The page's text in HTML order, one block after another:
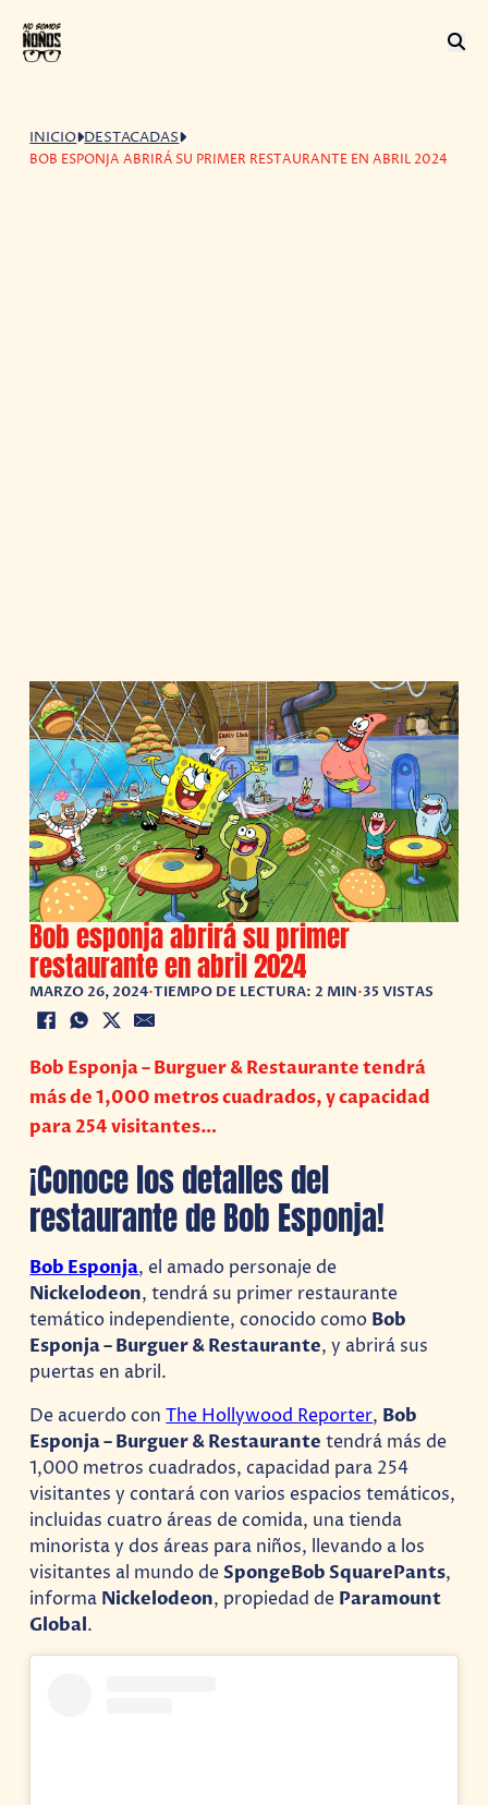
INICIO DESTACADAS
BOB ESPONJA ABRIRÁ SU PRIMER RESTAURANTE EN ABRIL 2024
Bob esponja abrirá su primer
restaurante en abril 2024
MARZO 26, 2024•TIEMPO DE LECTURA: 2 MIN•35 VISTAS
Bob Esponja – Burguer & Restaurante tendrá
más de 1,000 metros cuadrados, y capacidad
para 254 visitantes…
¡Conoce los detalles del
restaurante de Bob Esponja!
Bob Esponja, el amado personaje de
Nickelodeon, tendrá su primer restaurante
temático independiente, conocido como Bob
Esponja – Burguer & Restaurante, y abrirá sus
puertas en abril.
De acuerdo conThe Hollywood Reporter, Bob
Esponja – Burguer & Restaurante tendrá más de
1,000 metros cuadrados, capacidad para 254
visitantes y contará con varios espacios temáticos,
incluidas cuatro áreas de comida, una tienda
minorista y dos áreas para niños, llevando a los
visitantes al mundo deSpongeBob SquarePants,
informa Nickelodeon, propiedad de Paramount
Global.